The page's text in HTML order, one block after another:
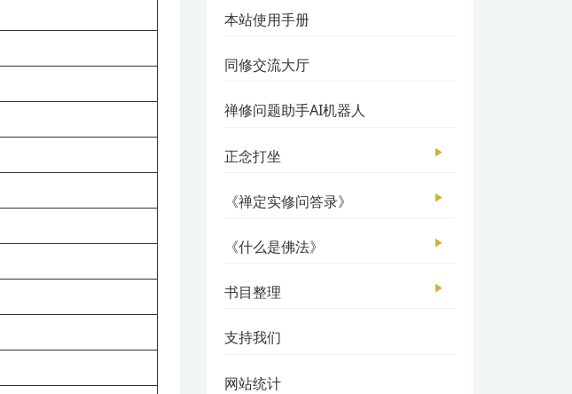
本站使用手册
同修交流大厅
禅修问题助手AI机器人
正念打坐 ▶
《禅定实修问答录》 ▶
《什么是佛法》 ▶
书目整理 ▶
支持我们
网站统计